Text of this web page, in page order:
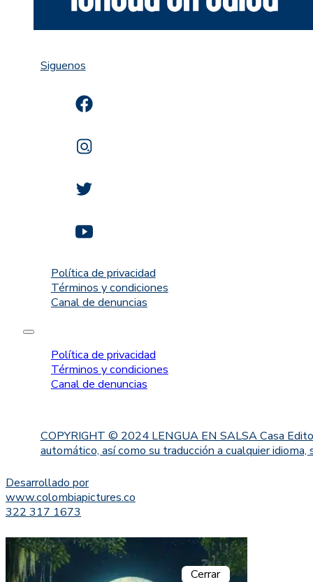
Siguenos
Política de privacidad
Términos y condiciones
Canal de denuncias
Política de privacidad
Términos y condiciones
Canal de denuncias
COPYRIGHT © 2024 LENGUA EN SALSA Casa
automático, así como su traducción a cualquier
Desarrollado por
www.colombiapictures.co
322 317 1673
Cerrar